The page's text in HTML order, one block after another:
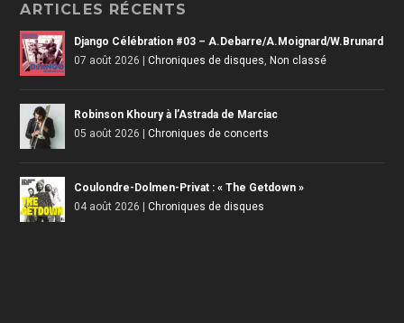
ARTICLES RÉCENTS
Django Célébration #03 – A.Debarre/A.Moignard/W.Brunard
07 août 2026
|Chroniques de disques, Non classé
Robinson Khoury à l’Astrada de Marciac
05 août 2026
|Chroniques de concerts
Coulondre-Dolmen-Privat : « The Getdown »
04 août 2026
|Chroniques de disques